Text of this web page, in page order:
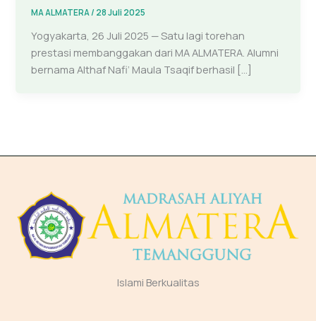
MA ALMATERA/ 28 Juli 2025
Yogyakarta, 26 Juli 2025 — Satu lagi torehan
prestasi membanggakan dari MA ALMATERA. Alumni
bernama Althaf Nafi’ Maula Tsaqif berhasil […]
Islami Berkualitas